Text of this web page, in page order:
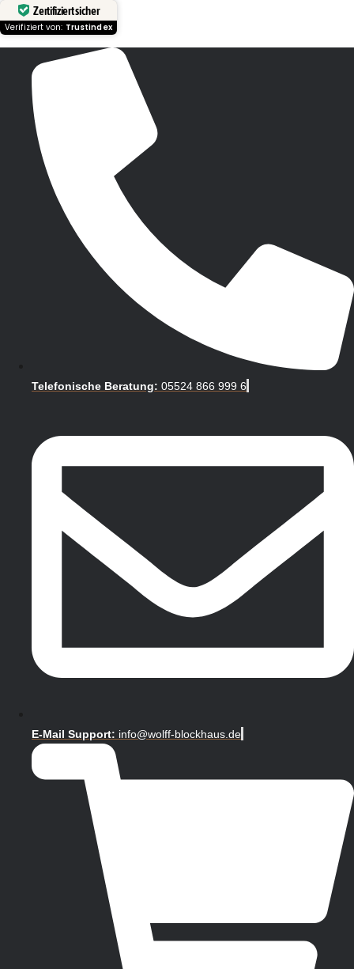
Zertifiziert sicher
Verifiziert von: Trustindex
Telefonische Beratung: 05524 866 999 6
E-Mail Support: info@wolff-blockhaus.de